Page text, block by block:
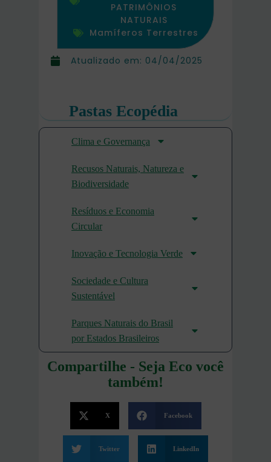
Atualizado em: 04/04/2025
PATRIMÔNIOS
NATURAIS
Mamíferos Terrestres
Pastas Ecopédia
Clima e Governança
Recusos Naturais, Natureza e
Biodiversidade
Resíduos e Economia
Circular
Inovação e Tecnologia Verde
Sociedade e Cultura
Sustentável
Parques Naturais do Brasil
por Estados Brasileiros
Compartilhe - Seja Eco você
também!
X Facebook
Twitter LinkedIn